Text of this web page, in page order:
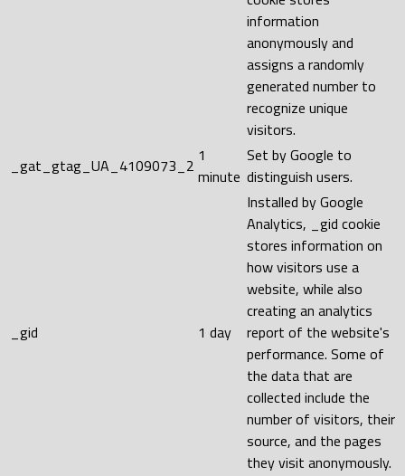
information
anonymously and
assigns a randomly
generated number to
recognize unique
visitors.
_gat_gtag_UA_4109073_2 1
minute
Set by Google to
distinguish users.
_gid 1 day
Installed by Google
Analytics, _gid cookie
stores information on
how visitors use a
website, while also
creating an analytics
report of the website's
performance. Some of
the data that are
collected include the
number of visitors, their
source, and the pages
they visit anonymously.